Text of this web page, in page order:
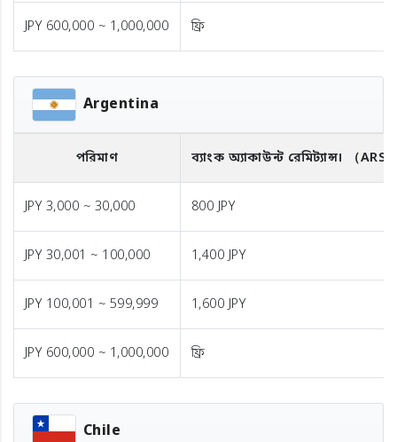
JPY 600,000 ~ 1,000,000 ফ্রি
Argentina
পরিমাণ ব্যাংক অ্যাকাউন্ট রেমিট্যান্স। （ARS
JPY 3,000 ~ 30,000 800 JPY
JPY 30,001 ~ 100,000 1,400 JPY
JPY 100,001 ~ 599,999 1,600 JPY
JPY 600,000 ~ 1,000,000 ফ্রি
Chile